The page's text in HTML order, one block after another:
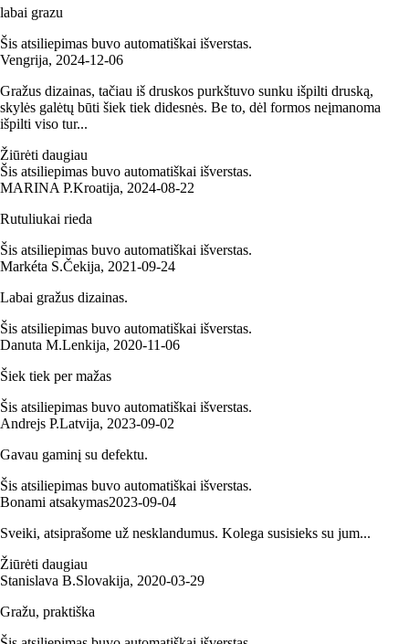
labai grazu
Šis atsiliepimas buvo automatiškai išverstas.
Vengrija, 2024‑12‑06
Gražus dizainas, tačiau iš druskos purkštuvo sunku išpilti druską,
skylės galėtų būti šiek tiek didesnės. Be to, dėl formos neįmanoma
išpilti viso tur...
Žiūrėti daugiau
Šis atsiliepimas buvo automatiškai išverstas.
MARINA P.Kroatija, 2024‑08‑22
Rutuliukai rieda
Šis atsiliepimas buvo automatiškai išverstas.
Markéta S.Čekija, 2021‑09‑24
Labai gražus dizainas.
Šis atsiliepimas buvo automatiškai išverstas.
Danuta M.Lenkija, 2020‑11‑06
Šiek tiek per mažas
Šis atsiliepimas buvo automatiškai išverstas.
Andrejs P.Latvija, 2023‑09‑02
Gavau gaminį su defektu.
Šis atsiliepimas buvo automatiškai išverstas.
Bonami atsakymas2023‑09‑04
Sveiki, atsiprašome už nesklandumus. Kolega susisieks su jum...
Žiūrėti daugiau
Stanislava B.Slovakija, 2020‑03‑29
Gražu, praktiška